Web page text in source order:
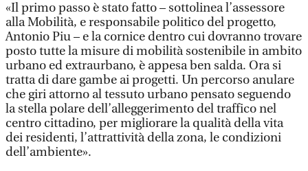
«Il primo passo è stato fatto – sottolinea l’assessore
alla Mobilità, e responsabile politico del progetto,
Antonio Piu – e la cornice dentro cui dovranno trovare
posto tutte la misure di mobilità sostenibile in ambito
urbano ed extraurbano, è appesa ben salda. Ora si
tratta di dare gambe ai progetti. Un percorso anulare
che giri attorno al tessuto urbano pensato seguendo
la stella polare dell’alleggerimento del traffico nel
centro cittadino, per migliorare la qualità della vita
dei residenti, l’attrattività della zona, le condizioni
dell’ambiente».